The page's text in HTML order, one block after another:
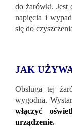
do żarówki. Jest
napięcia i
się do
JAK
Obsługa tej
wygodna.
włączyć
urządzenie.